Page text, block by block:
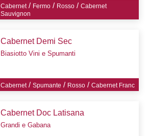
Cabernet/ Fermo / Rosso /Cabernet
Sauvignon
Cabernet Demi Sec
Biasiotto Vini e Spumanti
Cabernet/Spumante / Rosso /Cabernet Franc
Cabernet Doc Latisana
Grandi e Gabana